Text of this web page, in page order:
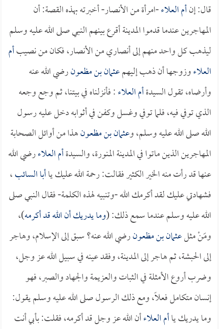
قال: إنأم العلاء-امرأة من الأنصار- أخبرته بهذه القصة: أن
المهاجرين عندما قدموا المدينة أقرع بينهم النبي صلى الله عليه وسلم
ليذهب كل واحد منهم إلى أنصاري من الأنصار، فكان من نصيبأم
العلاءوزوجها أن ذهب إليهمعثمان بن مظعونرضي الله عنه
وأرضاه، تقول السيدةأم العلاء: فأنزلناه في بيتنا، ثم وجع وجعه
الذي توفي فيه، فلما توفي وغسل وكفن في أثوابه دخل عليه رسول
الله صلى الله عليه وسلم، وعثمان بن مظعونهذا من أوائل الصحابة
المهاجرين الذين ماتوا في المدينة المنورة، والسيدةأم العلاءرضي الله
عنها قد رأت منه الخير الكثير فقالت: رحمة الله عليك ياأبا السائب،
فشهادتي عليك لقد أكرمك الله -وتنبيه لهذه الكلمة- فقال النبي صلى
الله عليه وسلم عندما سمع ذلك: (وما يدريك أن الله قد أكرمه)،
ومَنْ مثلعثمان بن مظعونرضي الله عنه؟ سبق إلى الإسلام، وهاجر
إلى الحبشة، ثم هاجر إلى المدينة، وفقد عينه في سبيل الله عز وجل،
وضرب أروع الأمثلة في الثبات والعزيمة والجهاد والصبر، فهو
إنسان متكامل فعلاً، ومع ذلك الرسول صلى الله عليه وسلم يقول:
وما يدريك ياأم العلاءأن الله عز وجل قد أكرمه، فقلت: بأبي أنت